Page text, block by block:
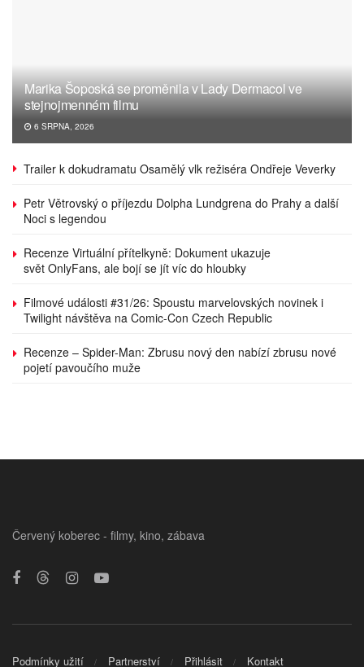
Marika Šoposká se proměnila v Lady Dermacol ve
stejnojmenném filmu
6 SRPNA, 2026
Trailer k dokudramatu Osamělý vlk režiséra Ondřeje Veverky
Petr Větrovský o příjezdu Dolpha Lundgrena do Prahy a další
Noci s legendou
Recenze Virtuální přítelkyně: Dokument ukazuje
svět OnlyFans, ale bojí se jít víc do hloubky
Filmové události #31/26: Spoustu marvelovských novinek i
Twilight návštěva na Comic-Con Czech Republic
Recenze – Spider-Man: Zbrusu nový den nabízí zbrusu nové
pojetí pavoučího muže
Červený koberec - filmy, kino, zábava
Podmínky užití Partnerství Přihlásit Kontakt